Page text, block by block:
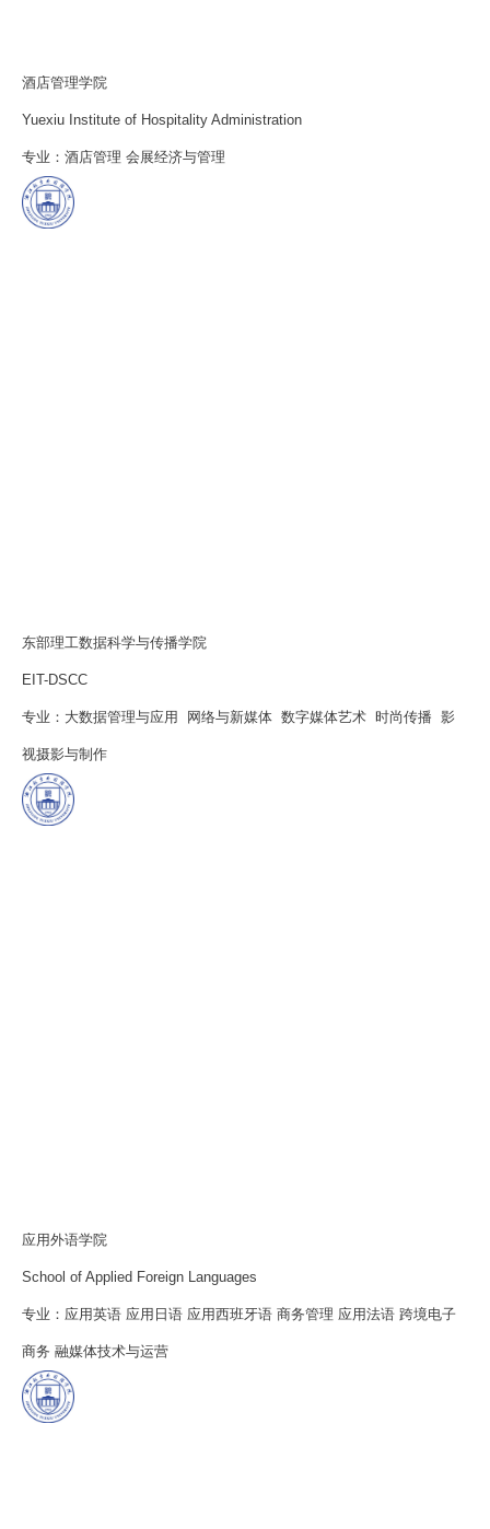
酒店管理学院
Yuexiu Institute of Hospitality Administration
专业：酒店管理 会展经济与管理
东部理工数据科学与传播学院
EIT-DSCC
专业：大数据管理与应用 网络与新媒体 数字媒体艺术 时尚传播 影
视摄影与制作
应用外语学院
School of Applied Foreign Languages
专业：应用英语 应用日语 应用西班牙语 商务管理 应用法语 跨境电子
商务 融媒体技术与运营